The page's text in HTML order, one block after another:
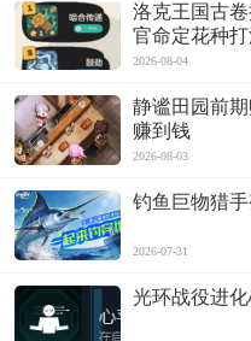
洛克王国古
官命定花种
2026-08-04
静谧田园前
赚到钱
2026-08-03
钓鱼巨物猎
2026-07-31
光环战役进